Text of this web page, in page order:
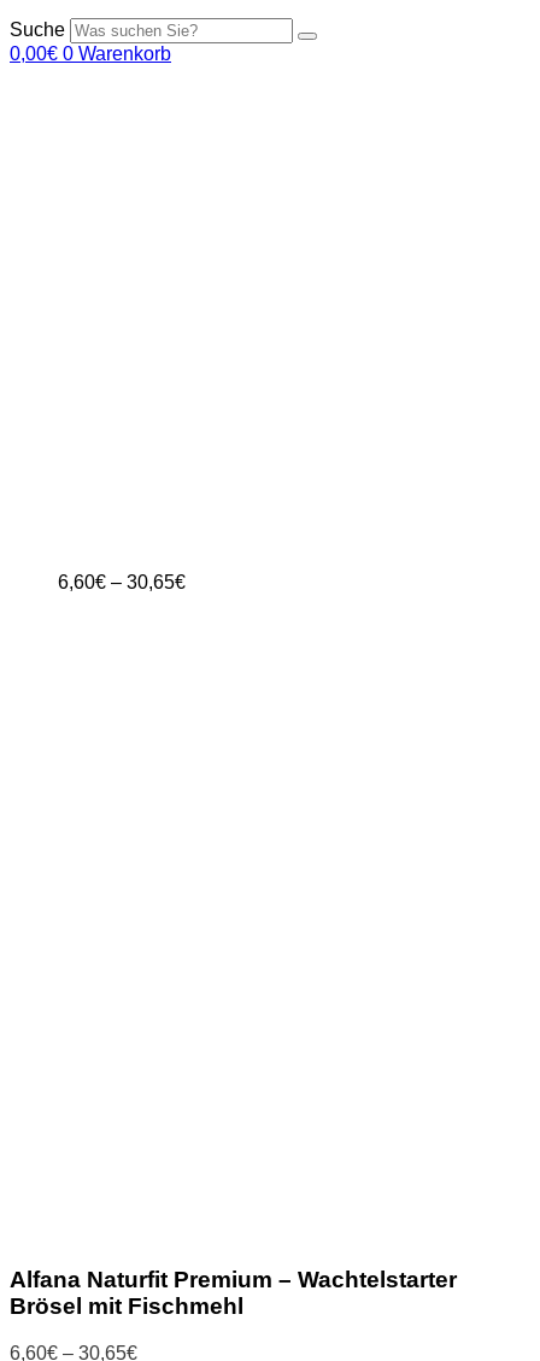
Suche
0,00€ 0 Warenkorb
6,60€ – 30,65€Preisspanne:
Alfana Naturfit Premium – Wachtelstarter
Brösel mit Fischmehl
6,60€ – 30,65€Preisspanne: